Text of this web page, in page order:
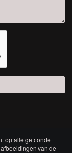
op alle getoonde
van de